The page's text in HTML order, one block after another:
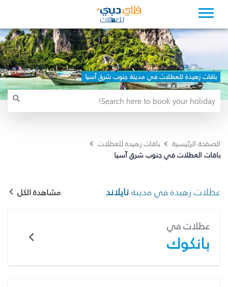
باقات زهيدة للعطلات في مدينة جنوب شرق آسيا
الصفحة الرئيسية
باقات زهيدة للعطلات
باقات العطلات في جنوب شرق آسيا
عطلات زهيدة في مدينةتايلاند مشاهدة الكل
عطلات في
بانكوك